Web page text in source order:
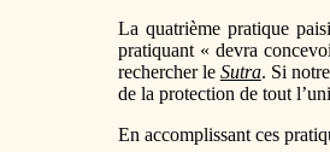
La quatrième pratique
pratiquant « devra
rechercher le Sutra. Si
de la protection de tout
En accomplissant ces